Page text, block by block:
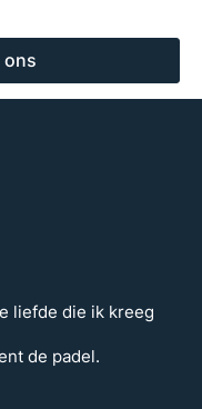
ons
liefde die ik kreeg
de padel.